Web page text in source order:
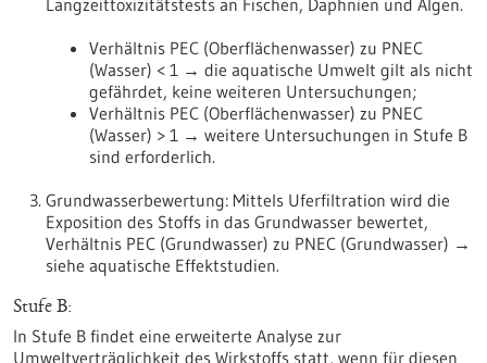
Langzeittoxizitätstests an Fischen, Daphnien und Algen.
Verhältnis PEC (Oberflächenwasser) zu PNEC
(Wasser) < 1 → die aquatische Umwelt gilt als nicht
gefährdet, keine weiteren Untersuchungen;
Verhältnis PEC (Oberflächenwasser) zu PNEC
(Wasser) > 1 → weitere Untersuchungen in Stufe B
sind erforderlich.
Grundwasserbewertung: Mittels Uferfiltration wird die
Exposition des Stoffs in das Grundwasser bewertet,
Verhältnis PEC (Grundwasser) zu PNEC (Grundwasser) →
siehe aquatische Effektstudien.
Stufe B:
In Stufe B findet eine erweiterte Analyse zur
Umweltverträglichkeit des Wirkstoffs statt, wenn für diesen